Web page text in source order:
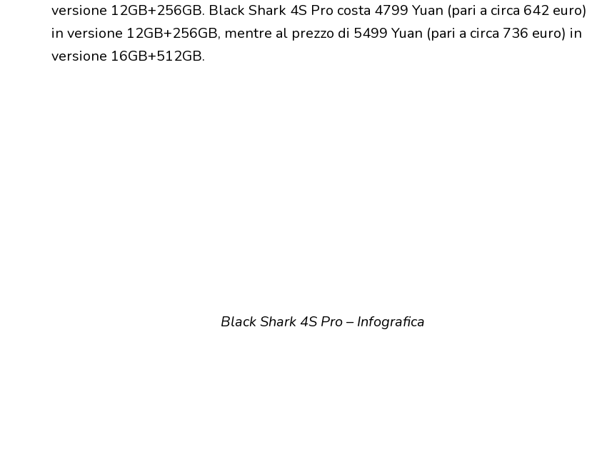
versione 12GB+256GB. Black Shark 4S Pro costa 4799 Yuan (pari a circa 642 euro)
in versione 12GB+256GB, mentre al prezzo di 5499 Yuan (pari a circa 736 euro) in
versione 16GB+512GB.
Black Shark 4S Pro – Infografica